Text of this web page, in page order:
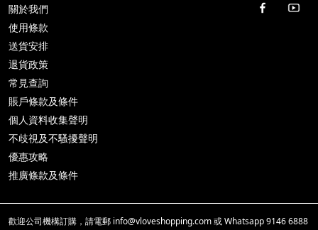
關於我們
使用條款
送貨安排
退貨政策
常見查詢
賬戶條款及條件
個人資料收集聲明
不歧視及不騷擾聲明
優惠攻略
推廣條款及條件
歡迎公司機構訂購，請電郵 info@vloveshopping.com或 Whatsapp9146 6888